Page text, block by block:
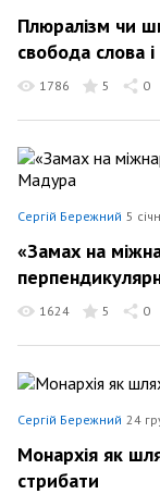
Плюралізм чи
свобода слова
1786 5 0
Сергій Бережний 5
«Замах на
1624 5 0
Сергій Бережний 24
Монархія як
стрибати